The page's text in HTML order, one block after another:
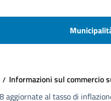
Informazioni sul commercio
aggiornate al tasso di